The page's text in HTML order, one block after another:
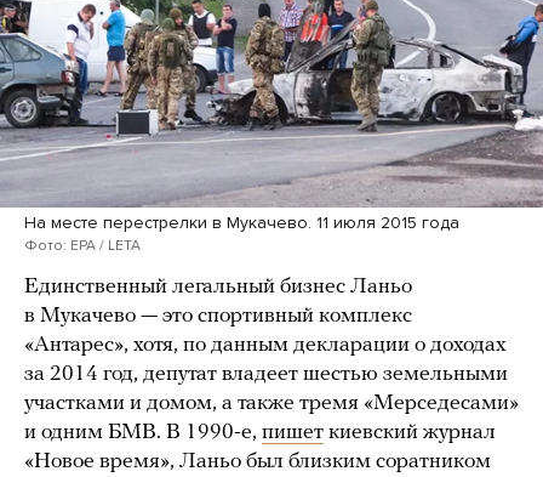
На месте перестрелки в Мукачево. 11 июля 2015 года
Фото: EPA / LETA
Единственный легальный бизнес Ланьо
в Мукачево — это спортивный комплекс
«Антарес», хотя, по данным декларации о доходах
за 2014 год, депутат владеет шестью земельными
участками и домом, а также тремя «Мерседесами»
и одним БМВ. В 1990-е, пишет киевский журнал
«Новое время», Ланьо был близким соратником